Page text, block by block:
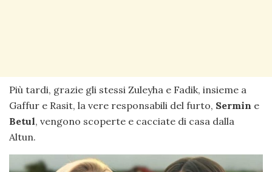
Più tardi, grazie gli stessi Zuleyha e Fadik, insieme a
Gaffur e Rasit, la vere responsabili del furto, Sermin e
Betul, vengono scoperte e cacciate di casa dalla
Altun.